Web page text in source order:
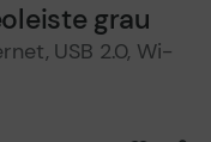
grau
USB 2.0, Wi-